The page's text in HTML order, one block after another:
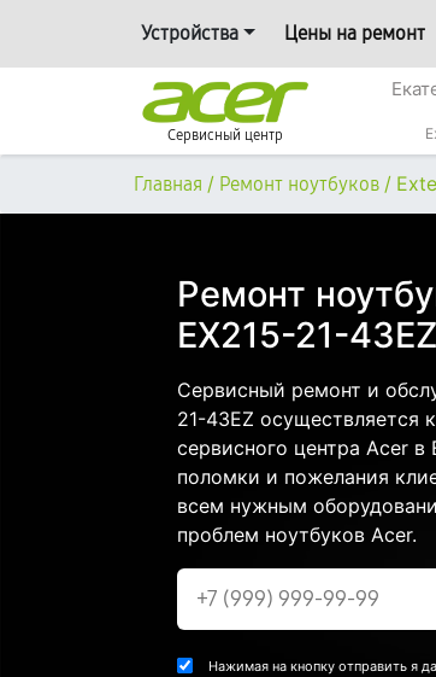
Устройства Цены на ремонт
Сервисный центр
Главная / Ремонт ноутбуков /
Ремонт
EX215-21-
Сервисный ремонт и
21-43EZ осуществляется
сервисного центра Acer в
поломки и пожелания
всем нужным
проблем ноутбуков Acer.
Нажимая на кнопку отправить я